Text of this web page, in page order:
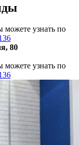
узнать по
80
узнать по